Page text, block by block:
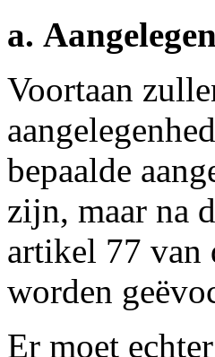
a.
Voortaan
bepaalde
zijn, maar na
artikel 77 van
worden
Er moet